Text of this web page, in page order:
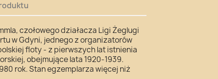
czołowego działacza Ligi Żeglugi
w Gdyni, jednego z organizatorów
floty - z pierwszych lat istnienia
obejmujące lata 1920-1939.
rok. Stan egzemplarza więcej niż